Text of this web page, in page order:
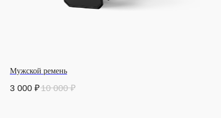
Мужской ремень
3 000 ₽10 000 ₽